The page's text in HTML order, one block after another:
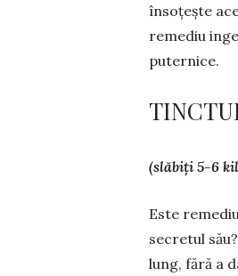
însoțește
remediu
puternice.
(slăbiți 5-6
Este
secretul
lung, fără a